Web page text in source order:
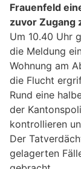
Frauenfeld
zuvor Zugang
Um 10.40 Uhr
die Meldung
Wohnung am
die Flucht
Rund eine
der
kontrollieren
Der
gelagerten